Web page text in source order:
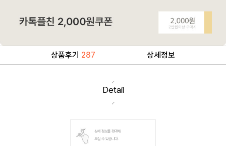
상품후기 287 상세정보
Detail
상세 정보를 확대해
보실 수 있습니다.